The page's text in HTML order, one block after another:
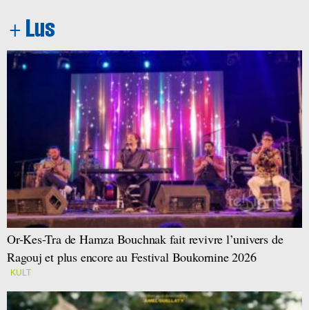
Or-Kes-Tra de Hamza Bouchnak fait revivre l’univers de
Ragouj et plus encore au Festival Boukornine 2026
KULT